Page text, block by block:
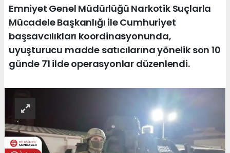
Emniyet Genel Müdürlüğü Narkotik Suçlarla
Mücadele Başkanlığı ile Cumhuriyet
başsavcılıkları koordinasyonunda,
uyuşturucu madde satıcılarına yönelik son 10
günde 71 ilde operasyonlar düzenlendi.